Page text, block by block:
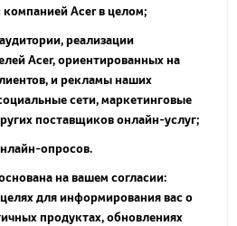
компанией Acer в целом;
реализации
Acer, ориентированных на
и рекламы наших
сети, маркетинговые
поставщиков онлайн-услуг;
опросов.
на вашем согласии:
для информирования вас о
продуктах, обновлениях